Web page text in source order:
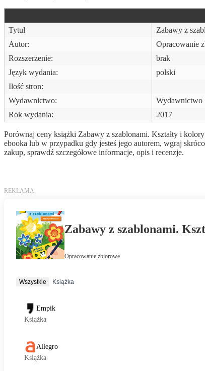
Tytuł
Zabawy z
Autor:
Opracowanie
Rozszerzenie:
brak
Język wydania:
polski
Ilość stron:
Wydawnictwo:
Wydawnictwo
Rok wydania:
2017
Porównaj ceny książki Zabawy z szablonami. Kształty i
ebooka lub w przypadku gdy jesteś jego autorem, wgraj
zakup, sprawdź szczegółowe informacje, opis i recenzje.